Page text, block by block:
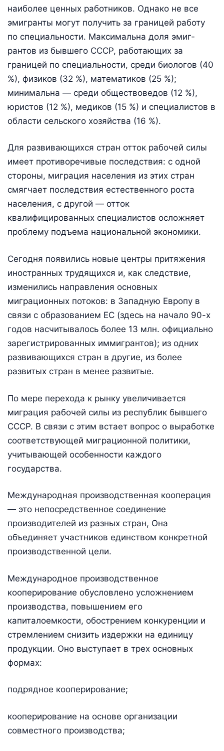
наиболее ценных работников. Однако не все
эмигранты могут получить за границей работу
по специальности. Максимальна доля эмиг­
рантов из бывшего СССР, работающих за
границей по специальности, среди биологов (40
%), физиков (32 %), математиков (25 %);
минимальна — среди обществоведов (12 %),
юристов (12 %), медиков (15 %) и специалистов в
области сельского хозяйства (16 %).
Для развивающихся стран отток рабочей силы
имеет противоречивые последствия: с одной
стороны, миграция населения из этих стран
смягчает последствия естественного роста
населения, с другой — отток
квалифицированных специалистов осложняет
проблему подъема национальной экономики.
Сегодня появились новые центры притяжения
иностранных трудящихся и, как следствие,
изменились направления основных
миграционных потоков: в Западную Европу в
связи с образованием ЕС (здесь на начало 90-х
годов насчитывалось более 13 млн. официально
зарегистрированных иммигрантов); из одних
развивающихся стран в другие, из более
развитых стран в менее развитые.
По мере перехода к рынку увеличивается
миграция рабочей силы из республик бывшего
СССР. В связи с этим встает вопрос о выработке
соответствующей миграционной политики,
учитывающей особенности каждого
государства.
Международная производственная кооперация
— это не­посредственное соединение
производителей из разных стран, Она
объединяет участников единством конкретной
производственной цели.
Международное производственное
кооперирование обусловлено усложнением
производства, повышением его
капиталоемкости, обострением конкуренции и
стремлением снизить издержки на единицу
продукции. Оно выступает в трех основных
формах:
подрядное кооперирование;
кооперирование на основе организации
совместного производства;